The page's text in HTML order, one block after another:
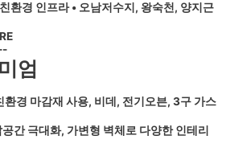
환경 인프라 • 오남저수지, 왕숙천, 양지근
엄
환경 마감재 사용, 비데, 전기오븐, 3구 가스
간 극대화, 가변형 벽체로 다양한 인테리